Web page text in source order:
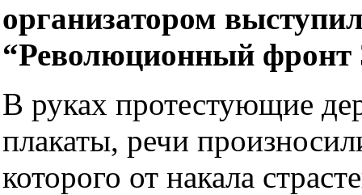
организатором
“Революционный фронт
В руках протестующие
плакаты, речи
которого от накала